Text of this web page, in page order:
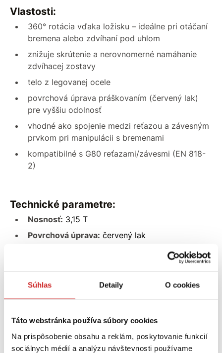
Súhlas Detaily O cookies
Táto webstránka používa súbory cookies
Na prispôsobenie obsahu a reklám, poskytovanie funkcií
sociálnych médií a analýzu návštevnosti používame
Vlastosti:
360° rotácia vďaka ložisku – ideálne pri otáčaní
bremena alebo zdvíhaní pod uhlom
znižuje skrútenie a nerovnomerné namáhanie
zdvíhacej zostavy
telo z legovanej ocele
povrchová úprava práškovaním (červený lak)
pre vyššiu odolnosť
vhodné ako spojenie medzi reťazou a závesným
prvkom pri manipulácii s bremenami
kompatibilné s G80 reťazami/závesmi (EN 818-
2)
Technické parametre:
Nosnosť: 3,15 T
Povrchová úprava: červený lak
Bezpečnostné upozornenie
WLL platí len pri správnom použití
Veľký uhol úväzkuzvyšuje zaťaženie v